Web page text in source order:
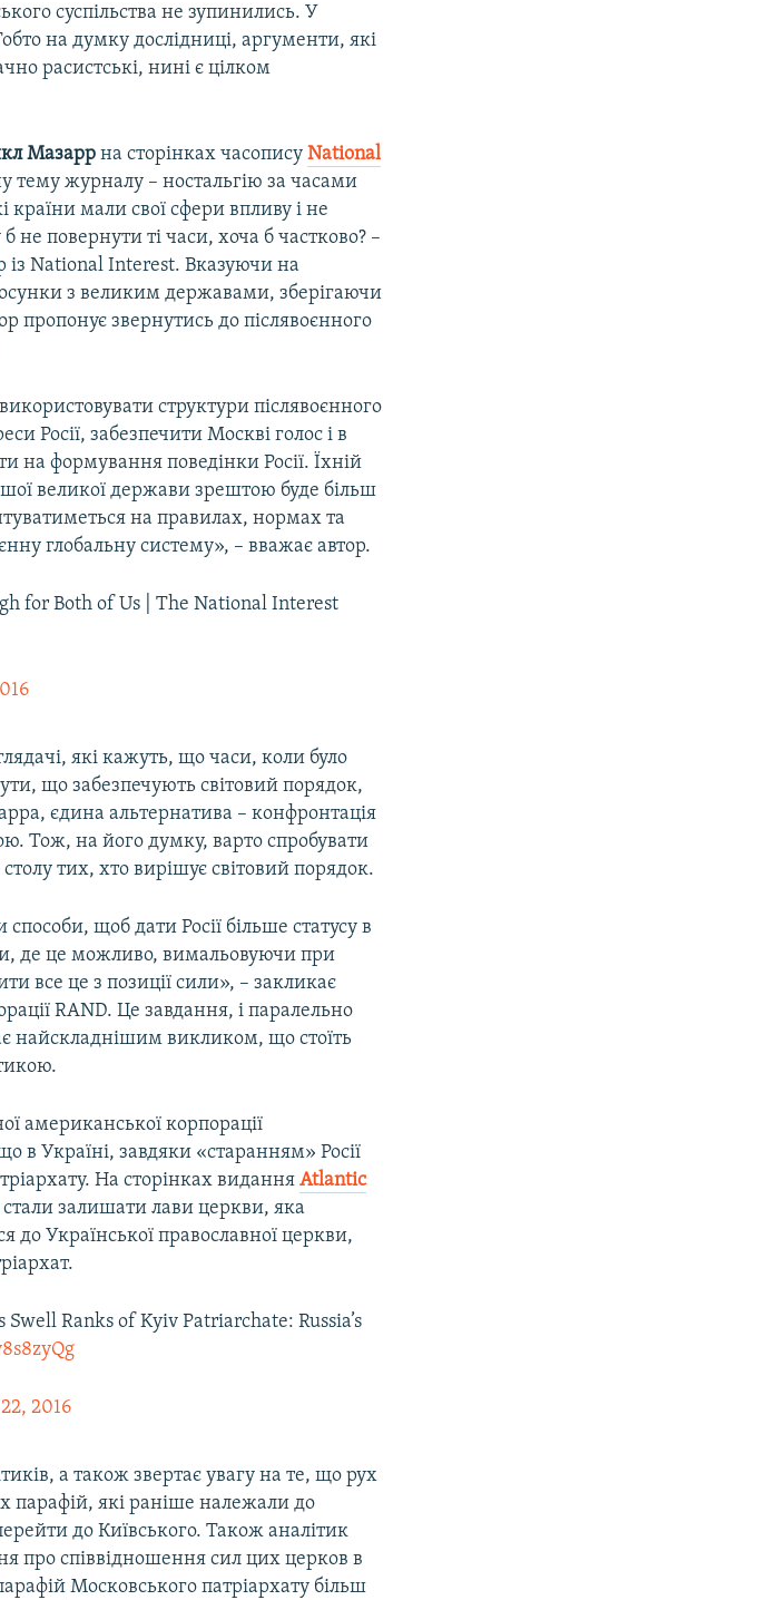
суспільства не зупинились. У
на думку дослідниці, аргументи, які
расистські, нині є цілком
Мазаррна сторінках часопису National
тему журналу – ностальгію за часами
країни мали свої сфери впливу і не
повернути ті часи, хоча б частково? –
із National Interest. Вказуючи на
з великим державами, зберігаючи
пропонує звернутись до післявоєнного
структури післявоєнного
Росії, забезпечити Москві голос і в
на формування поведінки Росії. Їхній
великої держави зрештою буде більш
на правилах, нормах та
глобальну систему», – вважає автор.
for Both of Us | The National Interest
які кажуть, що часи, коли було
що забезпечують світовий порядок,
єдина альтернатива – конфронтація
Тож, на його думку, варто спробувати
тих, хто вирішує світовий порядок.
щоб дати Росії більше статусу в
де це можливо, вимальовуючи при
все це з позиції сили», – закликає
RAND. Це завдання, і паралельно
найскладнішим викликом, що стоїть
американської корпорації
в Україні, завдяки «старанням» Росії
На сторінках виданняAtlantic
залишати лави церкви, яка
до Української православної церкви,
Ranks of Kyiv Patriarchate: Russia’s
2016
а також звертає увагу на те, що рух
парафій, які раніше належали до
до Київського. Також аналітик
про співвідношення сил цих церков в
Московського патріархату більш